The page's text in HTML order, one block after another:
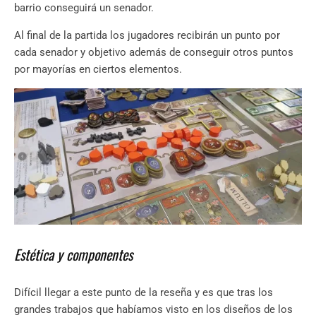
barrio conseguirá un senador.
Al final de la partida los jugadores recibirán un punto por
cada senador y objetivo además de conseguir otros puntos
por mayorías en ciertos elementos.
Estética y componentes
Difícil llegar a este punto de la reseña y es que tras los
grandes trabajos que habíamos visto en los diseños de los